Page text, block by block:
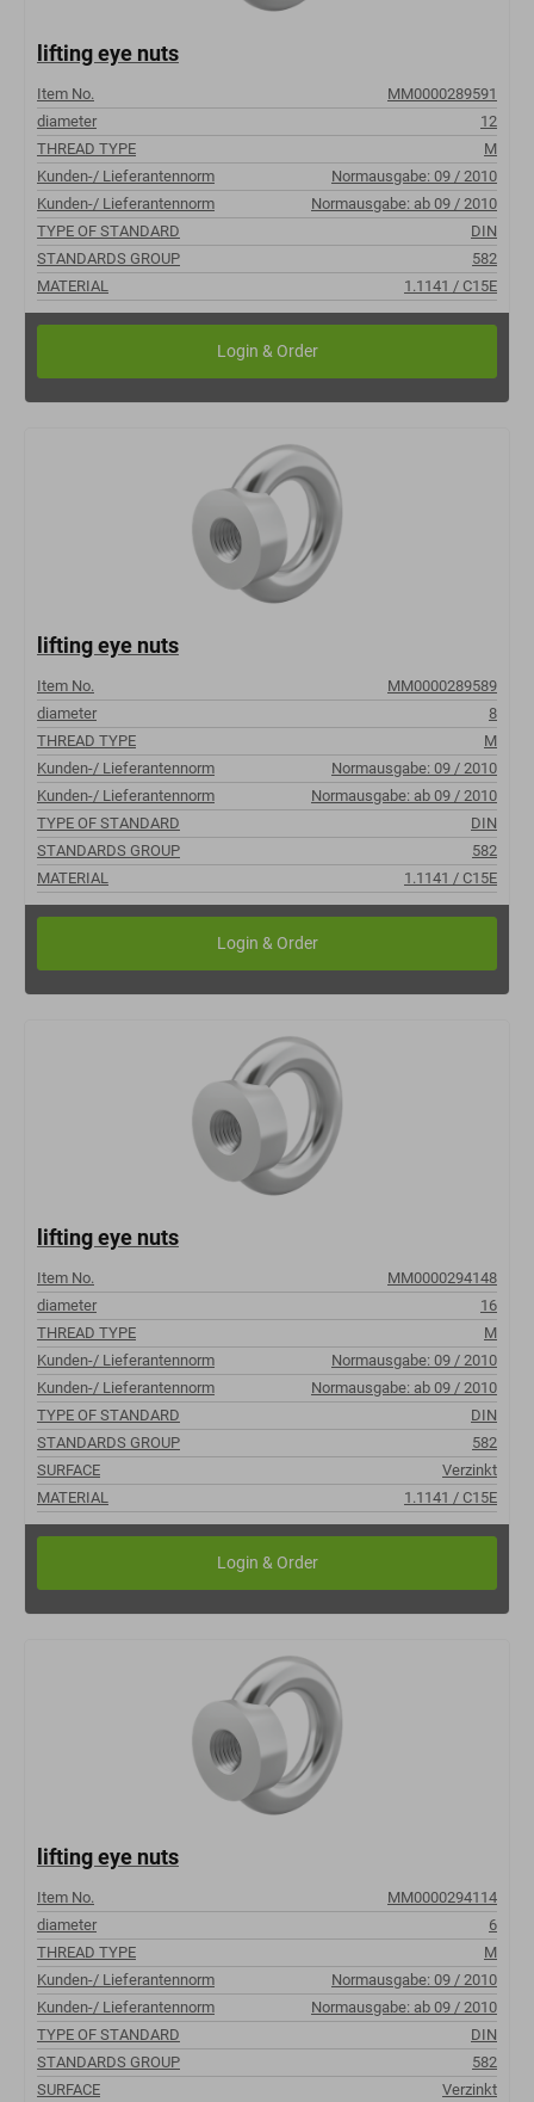
lifting eye nuts
Item No.
MM0000289591
diameter
12
THREAD TYPE
M
Kunden-/ Lieferantennorm
Normausgabe: 09 / 2010
Kunden-/ Lieferantennorm
Normausgabe: ab 09 / 2010
TYPE OF STANDARD
DIN
STANDARDS GROUP
582
MATERIAL
1.1141 / C15E
lifting eye nuts
Item No.
MM0000289589
diameter
8
THREAD TYPE
M
Kunden-/ Lieferantennorm
Normausgabe: 09 / 2010
Kunden-/ Lieferantennorm
Normausgabe: ab 09 / 2010
TYPE OF STANDARD
DIN
STANDARDS GROUP
582
MATERIAL
1.1141 / C15E
lifting eye nuts
Item No.
MM0000294148
diameter
16
THREAD TYPE
M
Kunden-/ Lieferantennorm
Normausgabe: 09 / 2010
Kunden-/ Lieferantennorm
Normausgabe: ab 09 / 2010
TYPE OF STANDARD
DIN
STANDARDS GROUP
582
SURFACE
Verzinkt
MATERIAL
1.1141 / C15E
lifting eye nuts
Item No.
MM0000294114
diameter
6
THREAD TYPE
M
Kunden-/ Lieferantennorm
Normausgabe: 09 / 2010
Kunden-/ Lieferantennorm
Normausgabe: ab 09 / 2010
TYPE OF STANDARD
DIN
STANDARDS GROUP
582
SURFACE
Verzinkt